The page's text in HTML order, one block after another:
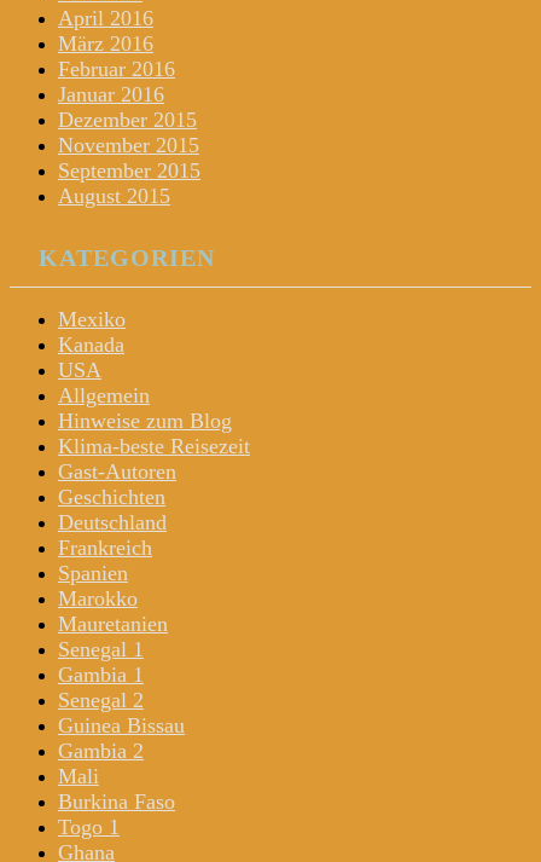
April 2016
März 2016
Februar 2016
Januar 2016
Dezember 2015
November 2015
September 2015
August 2015
KATEGORIEN
Mexiko
Kanada
USA
Allgemein
Hinweise zum Blog
Klima-beste Reisezeit
Gast-Autoren
Geschichten
Deutschland
Frankreich
Spanien
Marokko
Mauretanien
Senegal 1
Gambia 1
Senegal 2
Guinea Bissau
Gambia 2
Mali
Burkina Faso
Togo 1
Ghana